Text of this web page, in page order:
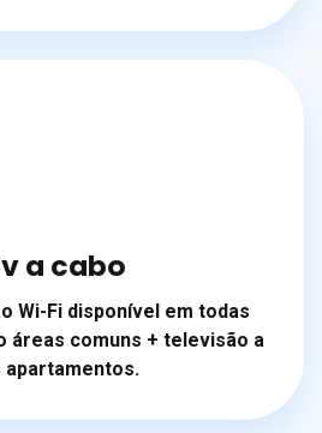
a cabo
Wi-Fi disponível em todas
áreas comuns + televisão a
apartamentos.